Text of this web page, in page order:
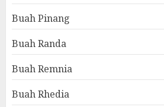
Buah Pinang
Buah Randa
Buah Remnia
Buah Rhedia